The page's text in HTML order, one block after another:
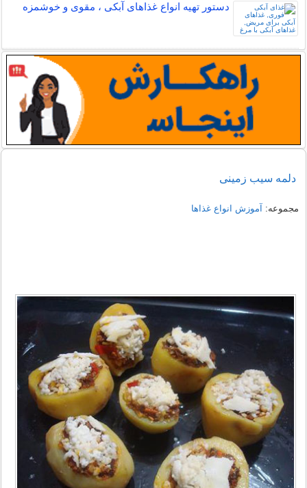
دستور تهیه انواع غذاهای آبکی ، مقوی و خوشمزه
دلمه سیب زمینی
مجموعه: آموزش انواع غذاها